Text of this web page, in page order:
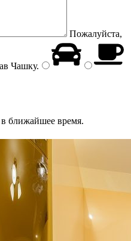
Пожалуйста,
Чашку.
ближайшее время.